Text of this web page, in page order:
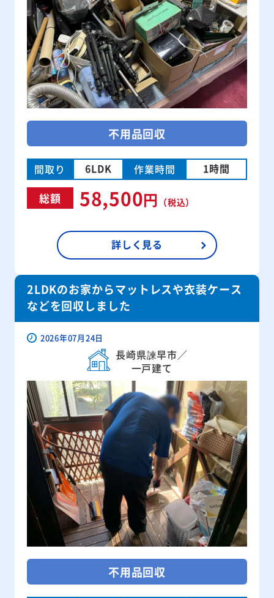
不用品回収
間取り 6LDK 作業時間 1時間
総額 58,500円 （税込）
詳しく見る
2LDKのお家からマットレスや衣装ケース
などを回収しました
2026年07月24日
長崎県諫早市／
一戸建て
不用品回収